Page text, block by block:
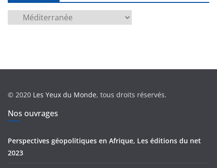
a
e
s
© 2020 Les Yeux du Monde, tous droits réservés.
Nos ouvrages
Perspectives géopolitiques en Afrique, Les éditions du net
2023